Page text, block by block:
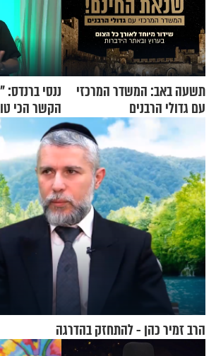
תשעה באב: המשדר המרכזי
עם גדולי הרבנים
הקשר הכי
החרדית"
הרב זמיר כהן - להתחזק בהדרגה